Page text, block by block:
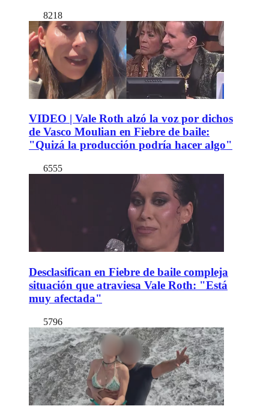
8218
VIDEO | Vale Roth alzó la voz por dichos
de Vasco Moulian en Fiebre de baile:
"Quizá la producción podría hacer algo"
6555
Desclasifican en Fiebre de baile compleja
situación que atraviesa Vale Roth: "Está
muy afectada"
5796